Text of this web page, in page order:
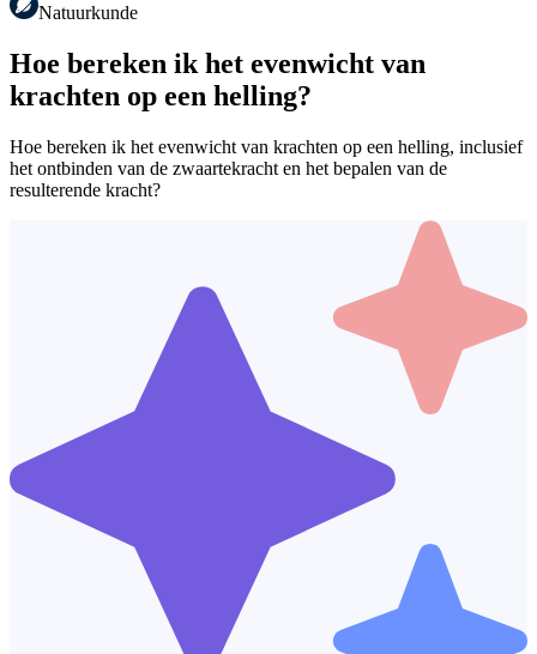
Natuurkunde
Hoe bereken ik het evenwicht van
krachten op een helling?
Hoe bereken ik het evenwicht van krachten op een helling, inclusief
het ontbinden van de zwaartekracht en het bepalen van de
resulterende kracht?